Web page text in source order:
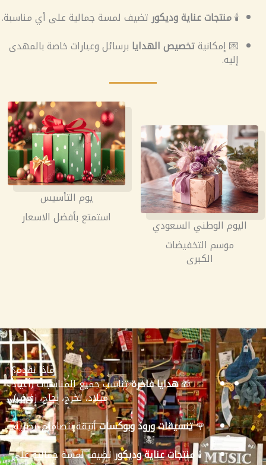
🕯️منتجات عناية وديكورتضيف لمسة جمالية على أي مناسبة.
💌 إمكانيةتخصيص الهدايا برسائل وعبارات خاصة بالمهدى
إليه.
اليوم الوطني السعودي
موسم التخفيضات
الكبرى
يوم التأسيس
استمتع بأفضل الاسعار
ماذا نقدم؟
🎁هدايا فاخرةتناسب جميع المناسبات (أعياد
ميلاد، تخرج، نجاح، زفاف).
🌹تنسيقات ورود وبوكساتأنيقة بتصاميم عصرية.
🕯️ منتجات عناية وديكورتضيف لمسة جمالية على